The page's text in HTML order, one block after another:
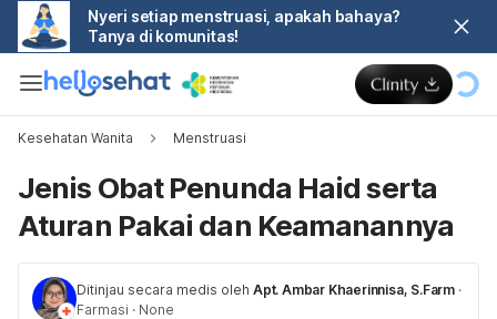
Nyeri setiap menstruasi, apakah bahaya?
Tanya di komunitas!
Kesehatan Wanita Menstruasi
Jenis Obat Penunda Haid serta
Aturan Pakai dan Keamanannya
Ditinjau secara medis oleh Apt. Ambar Khaerinnisa, S.Farm ·
Farmasi · None